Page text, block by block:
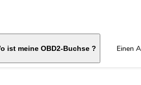
ist meine OBD2-Buchse ? Einen